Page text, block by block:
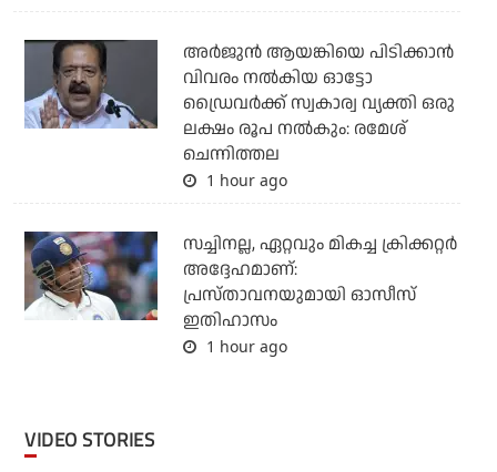
അര്‍ജുന്‍ ആയങ്കിയെ പിടിക്കാന്‍
വിവരം നല്‍കിയ ഓട്ടോ
ഡ്രൈവര്‍ക്ക് സ്വകാര്വ വ്യക്തി ഒരു
ലക്ഷം രൂപ നല്‍കും: രമേശ്
ചെന്നിത്തല
1 hour ago
സച്ചിനല്ല, ഏറ്റവും മികച്ച ക്രിക്കറ്റര്‍
അദ്ദേഹമാണ്:
പ്രസ്താവനയുമായി ഓസീസ്
ഇതിഹാസം
1 hour ago
VIDEO STORIES